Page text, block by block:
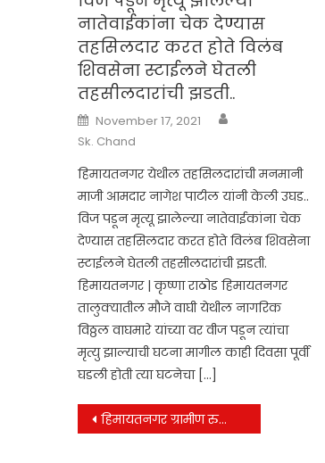
नातेवाईकांना चेक देण्यास
तहसिलदार करत होते विलंब
शिवसेना स्टाईलने घेतली
तहसीलदारांची झडती..
Posted
on
November 17, 2021
Sk. Chand
हिमायतनगर येथील तहसिलदारांची मनमानी
माजी आमदार नागेश पाटील यांनी केली उघड..
विज पडून मृत्यू झालेल्या नातेवाईकांना चेक
देण्यास तहसिलदार करत होते विलंब शिवसेना
स्टाईलने घेतली तहसीलदारांची झडती.
हिमायतनगर | कृष्णा राठोड हिमायतनगर
तालुक्यातील मौजे वाघी येथील नागरिक
विठ्ठल वाघमारे यांच्या वर वीज पडून त्यांचा
मृत्यु झाल्याची घटना मागील काही दिवसा पूर्वी
घडली होती त्या घटनेचा […]
Post
navigation
हिमायतनगर ग्रामीण रुग्णालयात भारतीय जनता पार्टी तर्फे ऑनलाइन लसीकरण संदर्भात नाव नोंदणी